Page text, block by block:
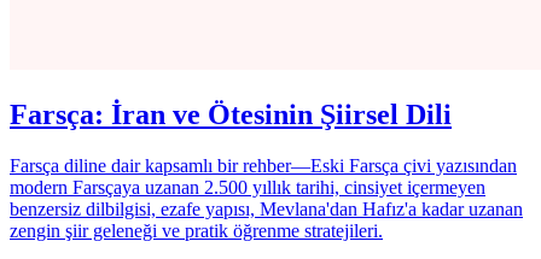
Farsça: İran ve Ötesinin Şiirsel Dili
Farsça diline dair kapsamlı bir rehber—Eski Farsça çivi yazısından
modern Farsçaya uzanan 2.500 yıllık tarihi, cinsiyet içermeyen
benzersiz dilbilgisi, ezafe yapısı, Mevlana'dan Hafız'a kadar uzanan
zengin şiir geleneği ve pratik öğrenme stratejileri.